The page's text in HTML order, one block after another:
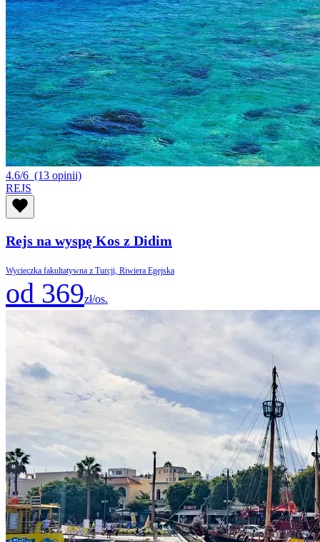
4.6/6 (13 opinii)
REJS
Rejs na wyspę Kos z Didim
Wycieczka fakultatywna z Turcji, Riwiera Egejska
od 369zł/os.